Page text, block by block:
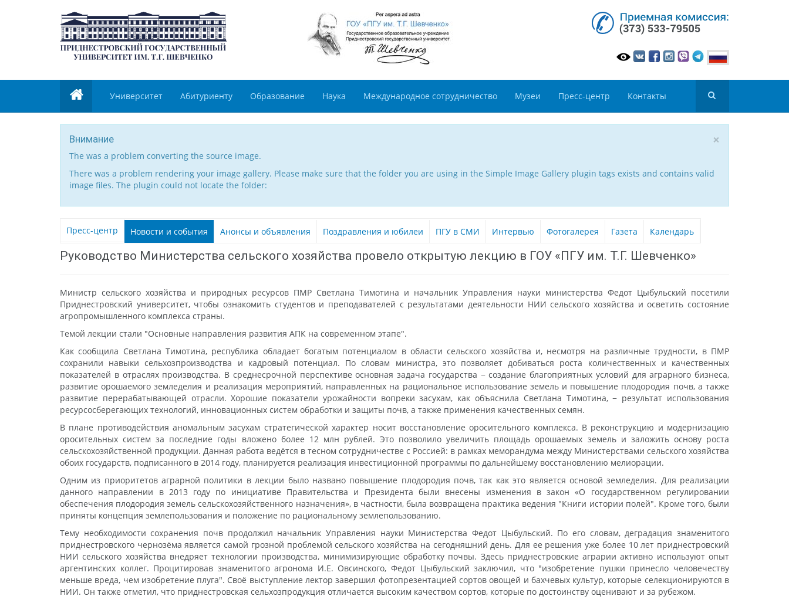
Университет Абитуриенту Образование Наука Международное сотрудничество Музеи Пресс-центр Контакты
×
Внимание
The was a problem converting the source image.
There was a problem rendering your image gallery. Please make sure that the folder you are using in the Simple Image Gallery plugin tags exists and contains valid
image files. The plugin could not locate the folder:
Пресс-центр Новости и события Анонсы и объявления Поздравления и юбилеи ПГУ в СМИ Интервью Фотогалерея Газета Календарь
Руководство Министерства сельского хозяйства провело открытую лекцию в ГОУ «ПГУ им. Т.Г. Шевченко»
Министр сельского хозяйства и природных ресурсов ПМР Светлана Тимотина и начальник Управления науки министерства Федот Цыбульский посетили
Приднестровский университет, чтобы ознакомить студентов и преподавателей с результатами деятельности НИИ сельского хозяйства и осветить состояние
агропромышленного комплекса страны.
Темой лекции стали "Основные направления развития АПК на современном этапе".
Как сообщила Светлана Тимотина, республика обладает богатым потенциалом в области сельского хозяйства и, несмотря на различные трудности, в ПМР
сохранили навыки сельхозпроизводства и кадровый потенциал. По словам министра, это позволяет добиваться роста количественных и качественных
показателей в отраслях производства. В среднесрочной перспективе основная задача государства − создание благоприятных условий для аграрного бизнеса,
развитие орошаемого земледелия и реализация мероприятий, направленных на рациональное использование земель и повышение плодородия почв, а также
развитие перерабатывающей отрасли. Хорошие показатели урожайности вопреки засухам, как объяснила Светлана Тимотина, − результат использования
ресурсосберегающих технологий, инновационных систем обработки и защиты почв, а также применения качественных семян.
В плане противодействия аномальным засухам стратегической характер носит восстановление оросительного комплекса. В реконструкцию и модернизацию
оросительных систем за последние годы вложено более 12 млн рублей. Это позволило увеличить площадь орошаемых земель и заложить основу роста
сельскохозяйственной продукции. Данная работа ведётся в тесном сотрудничестве с Россией: в рамках меморандума между Министерствами сельского хозяйства
обоих государств, подписанного в 2014 году, планируется реализация инвестиционной программы по дальнейшему восстановлению мелиорации.
Одним из приоритетов аграрной политики в лекции было названо повышение плодородия почв, так как это является основой земледелия. Для реализации
данного направлении в 2013 году по инициативе Правительства и Президента были внесены изменения в закон «О государственном регулировании
обеспечения плодородия земель сельскохозяйственного назначения», в частности, была возвращена практика ведения "Книги истории полей". Кроме того, были
приняты концепция землепользования и положение по рациональному землепользованию.
Тему необходимости сохранения почв продолжил начальник Управления науки Министерства Федот Цыбульский. По его словам, деградация знаменитого
приднестровского чернозёма является самой грозной проблемой сельского хозяйства на сегодняшний день. Для ее решения уже более 10 лет приднестровский
НИИ сельского хозяйства внедряет технологии производства, минимизирующие обработку почвы. Здесь приднестровские аграрии активно используют опыт
аргентинских коллег. Процитировав знаменитого агронома И.Е. Овсинского, Федот Цыбульский заключил, что "изобретение пушки принесло человечеству
меньше вреда, чем изобретение плуга". Своё выступление лектор завершил фотопрезентацией сортов овощей и бахчевых культур, которые селекционируются в
НИИ. Он также отметил, что приднестровская сельхозпродукция отличается высоким качеством сортов, которые по достоинству оценивают и за рубежом.